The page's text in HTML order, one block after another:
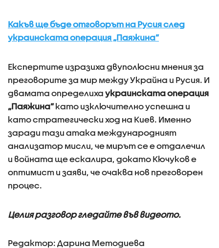
Какъв ще бъде отговорът на Русия след
украинската операция „Паяжина”
Експертите изразиха двуполюсни мнения за
преговорите за мир между Украйна и Русия. И
двамата определиха украинската операция
„Паяжина”като изключително успешна и
като стратегически ход на Киев. Именно
заради тази атака международният
анализатор мисли, че мирът се е отдалечил
и войната ще ескалира, докато Кючуков е
оптимист и заяви, че очаква нов преговорен
процес.
Целия разговор гледайте във видеото.
Редактор: Дарина Методиева